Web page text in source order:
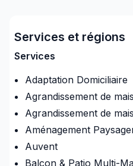
Painting, Parging,
Staircase & railing,
Construction means
team that genuinely
next great project starts
call us today.
Assurance
Services et régions
Services
Adaptation Domiciliaire
Agrandissement de
Agrandissement de
Aménagement
Auvent
Balcon & Patio Multi-